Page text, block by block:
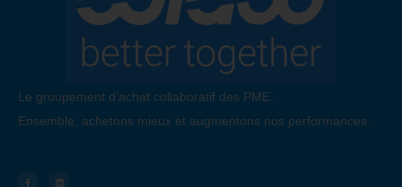
Le groupement d’achat collaboratif des PME.
Ensemble, achetons mieux et augmentons nos performances.